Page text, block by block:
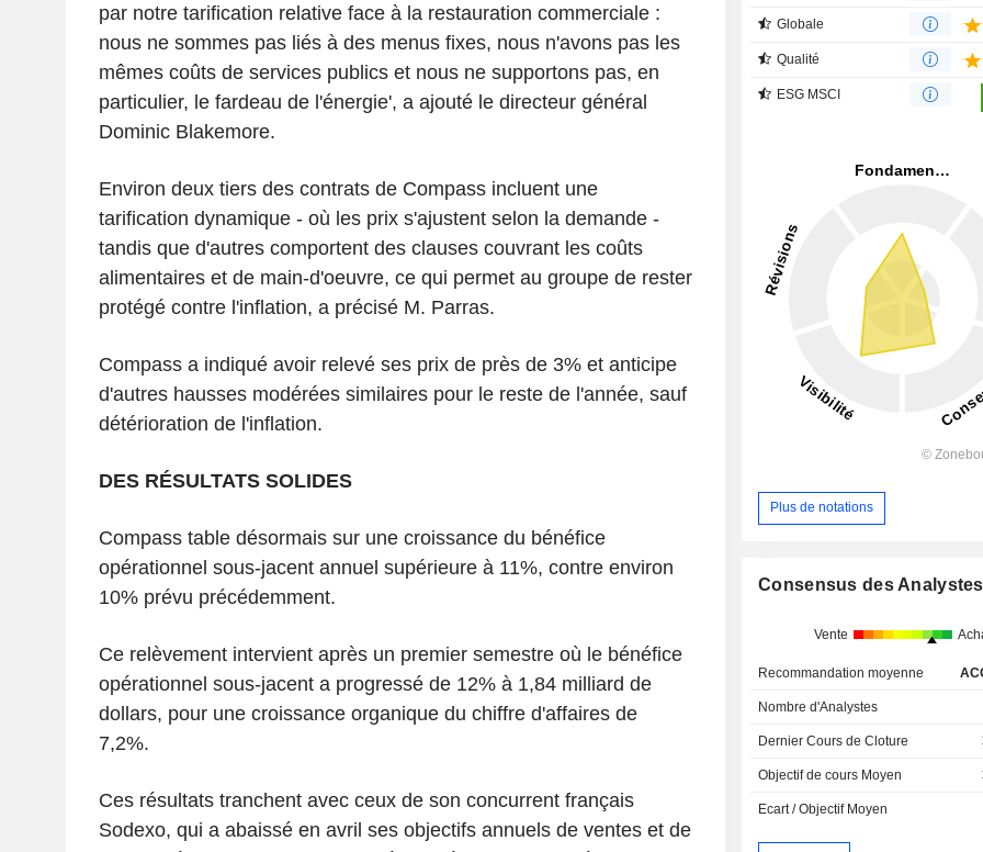
par notre tarification relative face à la restauration commerciale :
nous ne sommes pas liés à des menus fixes, nous n'avons pas les
mêmes coûts de services publics et nous ne supportons pas, en
particulier, le fardeau de l'énergie', a ajouté le directeur général
Dominic Blakemore.
Environ deux tiers des contrats de Compass incluent une
tarification dynamique - où les prix s'ajustent selon la demande -
tandis que d'autres comportent des clauses couvrant les coûts
alimentaires et de main-d'oeuvre, ce qui permet au groupe de rester
protégé contre l'inflation, a précisé M. Parras.
Compass a indiqué avoir relevé ses prix de près de 3% et anticipe
d'autres hausses modérées similaires pour le reste de l'année, sauf
détérioration de l'inflation.
DES RÉSULTATS SOLIDES
Compass table désormais sur une croissance du bénéfice
opérationnel sous-jacent annuel supérieure à 11%, contre environ
10% prévu précédemment.
Ce relèvement intervient après un premier semestre où le bénéfice
opérationnel sous-jacent a progressé de 12% à 1,84 milliard de
dollars, pour une croissance organique du chiffre d'affaires de
7,2%.
Ces résultats tranchent avec ceux de son concurrent français
Sodexo, qui a abaissé en avril ses objectifs annuels de ventes et de
Globale
Qualité
ESG MSCI
Plus de notations
Consensus des Analystes
Vente
Recommandation moyenne
Nombre d'Analystes
Dernier Cours de Cloture
Objectif de cours Moyen
Ecart / Objectif Moyen